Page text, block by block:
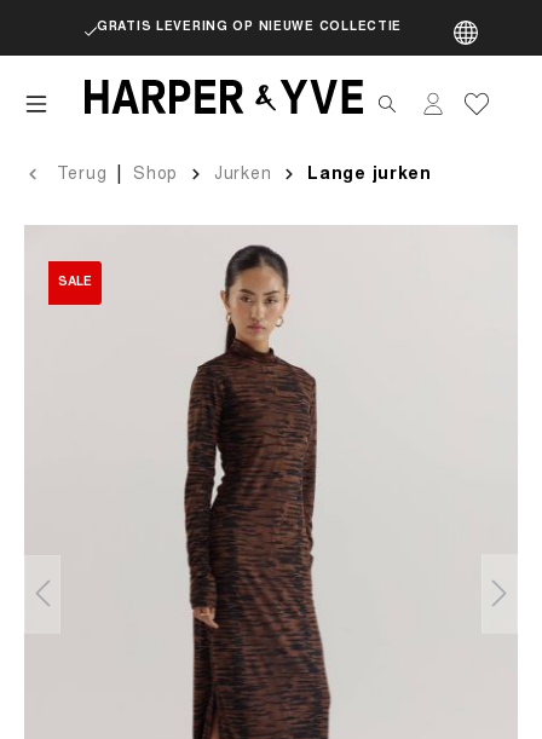
GRATIS LEVERING OP NIEUWE COLLECTIE
Terug Shop Jurken Lange jurken
SALE